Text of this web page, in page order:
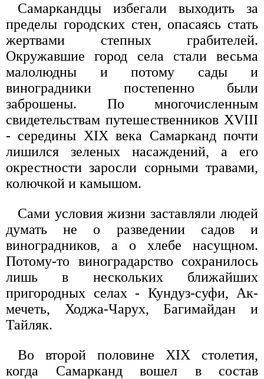
Самаркандцы избегали выходить за
пределы городских стен, опасаясь стать
жертвами степных грабителей.
Окружавшие город села стали весьма
малолюдны и потому сады и
виноградники постепенно были
заброшены. По многочисленным
свидетельствам путешественников XVIII
- середины XIX века Самарканд почти
лишился зеленых насаждений, а его
окрестности заросли сорными травами,
колючкой и камышом.
Сами условия жизни заставляли людей
думать не о разведении садов и
виноградников, а о хлебе насущном.
Потому-то виноградарство сохранилось
лишь в нескольких ближайших
пригородных селах - Кундуз-суфи, Ак-
мечеть, Ходжа-Чарух, Багимайдан и
Тайляк.
Во второй половине XIX столетия,
когда Самарканд вошел в состав